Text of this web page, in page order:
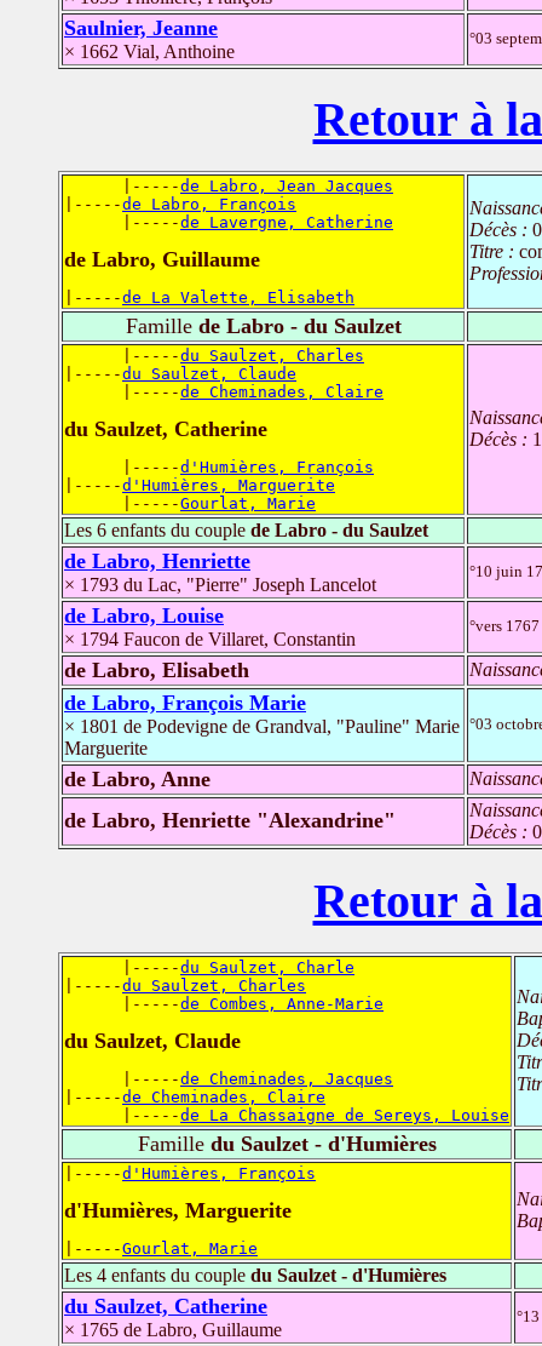
Saulnier, Jeanne
× 1662 Vial, Anthoine
°03
Retour à
      |-----
de Labro, Jean Jacques
|-----de Labro, François
      |-----
de Lavergne, Catherine
de Labro, Guillaume
|-----de La Valette, Elisabeth
Décès :
Titre :
Famillede Labro - du Saulzet
      |-----
du Saulzet, Charles
|-----du Saulzet, Claude
      |-----
de Cheminades, Claire
du Saulzet, Catherine
      |-----
d'Humières, François
|-----d'Humières, Marguerite
      |-----
Gourlat, Marie
Décès :
Les 6 enfants du couple de Labro - du Saulzet
de Labro, Henriette
× 1793 du Lac, "Pierre" Joseph Lancelot
°10 juin
de Labro, Louise
× 1794 Faucon de Villaret, Constantin
°vers
de Labro, Elisabeth
de Labro, François Marie
× 1801 de Podevigne de Grandval, "Pauline" Marie
Marguerite
°03
de Labro, Anne
de Labro, Henriette "Alexandrine"
Décès :
Retour à
      |-----
du Saulzet, Charle
|-----du Saulzet, Charles
      |-----
de Combes, Anne-Marie
du Saulzet, Claude
      |-----
de Cheminades, Jacques
|-----de Cheminades, Claire
      |-----
de La Chassaigne de Sereys, Louise
Familledu Saulzet - d'Humières
|-----d'Humières, François
d'Humières, Marguerite
|-----Gourlat, Marie
Les 4 enfants du couple du Saulzet - d'Humières
du Saulzet, Catherine
× 1765 de Labro, Guillaume